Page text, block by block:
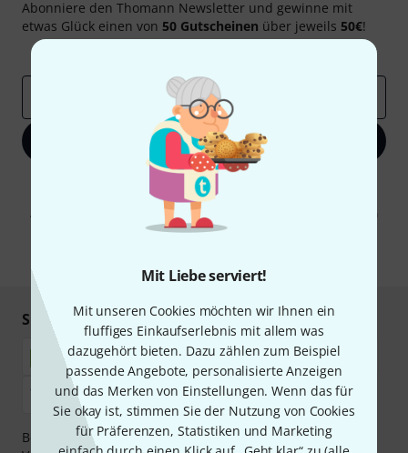
Mit Liebe serviert!
Mit unseren Cookies möchten wir Ihnen ein
fluffiges Einkaufserlebnis mit allem was
dazugehört bieten. Dazu zählen zum Beispiel
passende Angebote, personalisierte Anzeigen
und das Merken von Einstellungen. Wenn das für
Sie okay ist, stimmen Sie der Nutzung von Cookies
für Präferenzen, Statistiken und Marketing
Abonniere den Thomann Newsletter und gewinne mit
etwas Glück einen von 50 Gutscheinen über jeweils 50€!
Thomann Insights
Jetzt anmelden
Mit Klick auf „Jetzt anmelden“ stimmen Sie dem Erhalt von E-Mail-
Werbung und einer Messung des E-Mail-Nutzungsverhaltens zu. Die
Abmeldung ist jederzeit möglich. Weitere Informationen finden Sie in
unserenDatenschutzhinweisen
Sicher einkaufen & bezahlen
Bezahlen Sie vertraulich und sicher per Nachnahme,